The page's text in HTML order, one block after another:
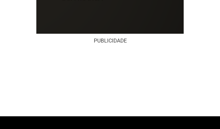
PUBLICIDADE